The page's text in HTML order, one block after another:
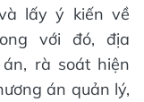
lấy ý kiến về
với đó, địa
rà soát hiện
án quản lý,